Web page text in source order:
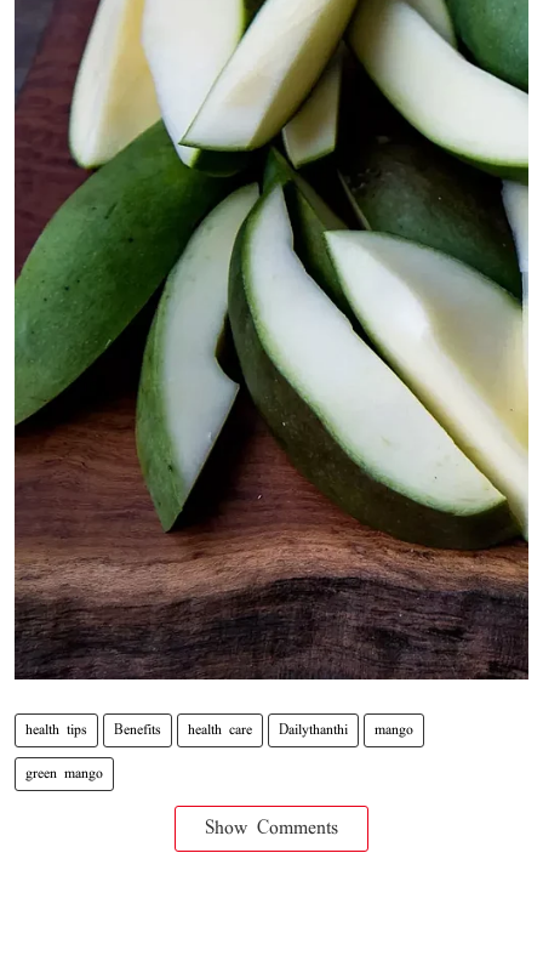
health tips Benefits health care Dailythanthi mango
green mango
Show Comments